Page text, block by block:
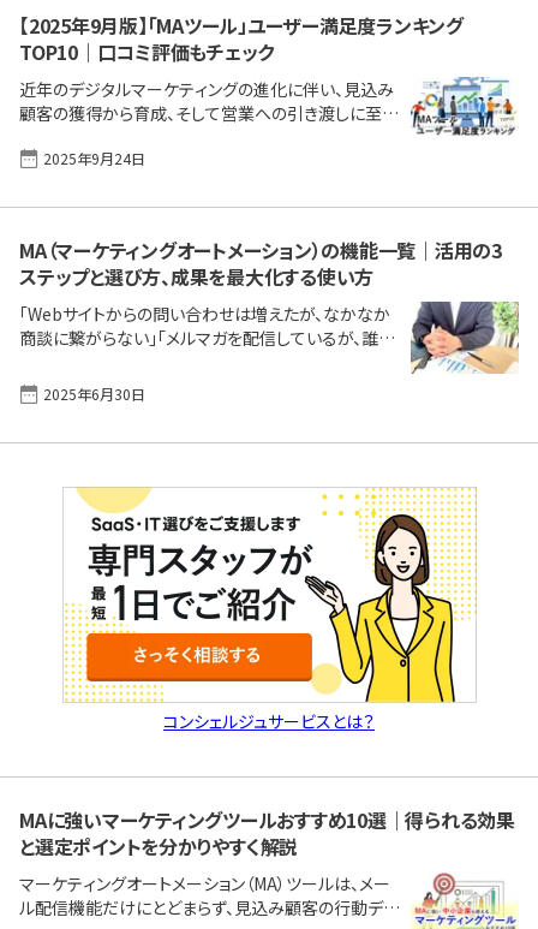
詳しく解説します。 ビジネス成長の鍵となるリードジェ
ネレーションとは効果的なリードジェネレーションの手
法リードジェネレーションの評価方法リードジェネレー
ションの成果増に向け、適切な機能を備えるSFA導入
と活用の計画を ビジネス成長の鍵となるリードジェネ
の製品 [&hellip;]
【2025年9月版】「MAツール」ユーザー満足度ランキング
TOP10｜口コミ評価もチェック
近年のデジタルマーケティングの進化に伴い、見込み
顧客の獲得から育成、そして営業への引き渡しに至る
ングオートメーション）ツールが、企業の競争力を左右
人ひとりの行動や興味関心に合わせた最適なコミュ
率を飛躍的に向上させます。しかし、多くの製品が市場
に存在する中で、自社の課題に最適なツールを選ぶこ
とは容易ではありません。 本記事では、実際にMAツ
ールを導入したユーザーからの高い評価を得ている
製品の2025年9月現在の満足度ランキングをご紹介
2025年9月24日
MA（マーケティングオートメーション）の機能一覧｜活用の3
ステップと選び方、成果を最大化する使い方
「Webサイトからの問い合わせは増えたが、なかなか
商談に繋がらない」「メルマガを配信しているが、誰が
業部門からは『もっと確度の高い見込み客が欲しい』
と言われる」。こうした課題は、多くの企業のマーケテ
うな課題を解決し、マーケティング活動を自動化・効
率化するための強力なツールです。 本記事では、「MA
にはどんな機能があるの？」という基本的な疑問か
ら、「その機能をどう活用すれば成果に繋がるのか？」
という実践的な問いまで、マーケティングのプロセス
に沿 [&hellip;]
2025年6月30日
コンシェルジュサービスとは？
MAに強いマーケティングツールおすすめ10選｜得られる効果
と選定ポイントを分かりやすく解説
マーケティングオートメーション（MA）ツールは、メー
ル配信機能だけにとどまらず、見込み顧客の行動デー